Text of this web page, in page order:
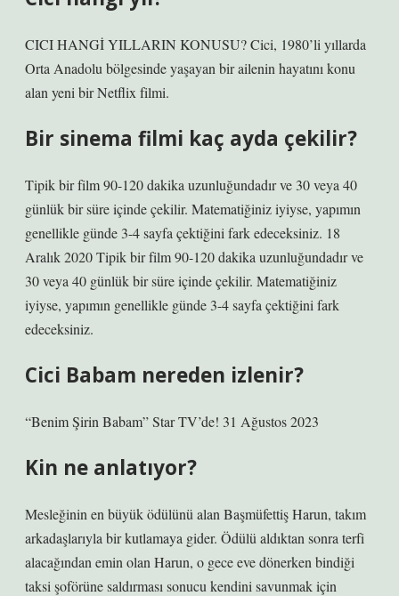
CICI HANGİ YILLARIN KONUSU? Cici, 1980’li yıllarda
Orta Anadolu bölgesinde yaşayan bir ailenin hayatını konu
alan yeni bir Netflix filmi.
Bir sinema filmi kaç ayda çekilir?
Tipik bir film 90-120 dakika uzunluğundadır ve 30 veya 40
günlük bir süre içinde çekilir. Matematiğiniz iyiyse, yapımın
genellikle günde 3-4 sayfa çektiğini fark edeceksiniz. 18
Aralık 2020 Tipik bir film 90-120 dakika uzunluğundadır ve
30 veya 40 günlük bir süre içinde çekilir. Matematiğiniz
iyiyse, yapımın genellikle günde 3-4 sayfa çektiğini fark
edeceksiniz.
Cici Babam nereden izlenir?
“Benim Şirin Babam” Star TV’de! 31 Ağustos 2023
Kin ne anlatıyor?
Mesleğinin en büyük ödülünü alan Başmüfettiş Harun, takım
arkadaşlarıyla bir kutlamaya gider. Ödülü aldıktan sonra terfi
alacağından emin olan Harun, o gece eve dönerken bindiği
taksi şoförüne saldırması sonucu kendini savunmak için